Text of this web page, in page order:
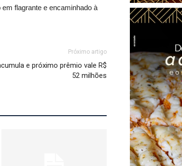
flagrante e encaminhado à
Próximo artigo
e próximo prêmio vale R$
52 milhões